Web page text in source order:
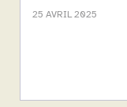
25 AVRIL 2025